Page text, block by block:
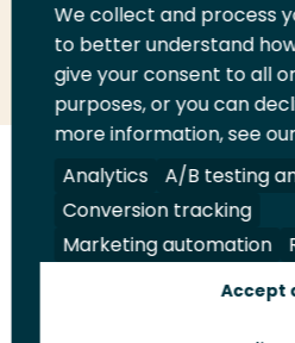
Deel
LinkedIn
Deel
op
Twitter
Deel
op
Facebook
Email
deze
pagina
Volg
ons
op
LinkedIn
Volg
ons
op
Facebook
Volg
ons
op
YouTube
Volg
ons
op
Instagram
Juridisch Security A-
We collect and process
to better understand how
give your consent to all
purposes, or you can
more information, see
Analytics
A/B testing
Conversion tracking
Marketing automation
Accept